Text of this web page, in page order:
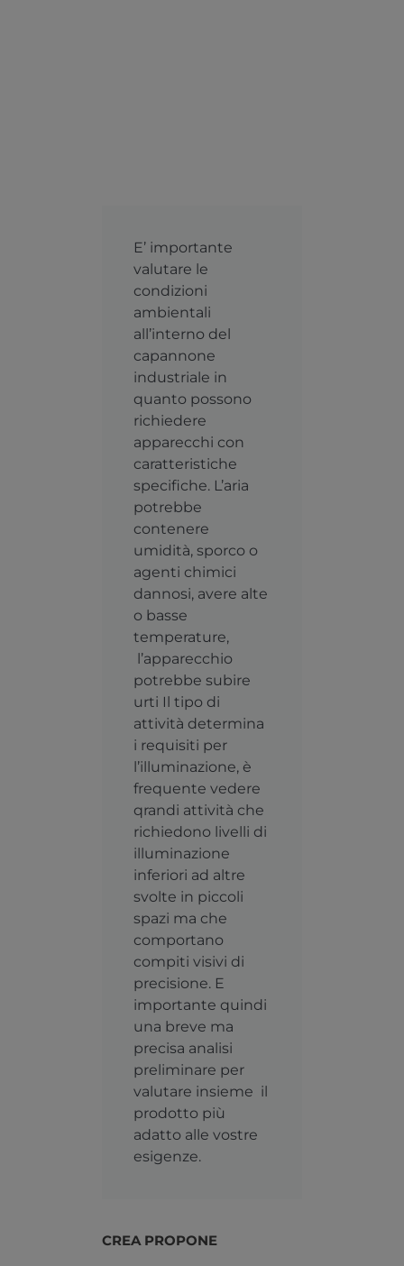
E’ importante
valutare le
condizioni
ambientali
all’interno del
capannone
industriale in
quanto possono
richiedere
apparecchi con
caratteristiche
specifiche. L’aria
potrebbe
contenere
umidità, sporco o
agenti chimici
dannosi, avere alte
o basse
temperature,
l’apparecchio
potrebbe subire
urti Il tipo di
attività determina
i requisiti per
l’illuminazione, è
frequente vedere
qrandi attività che
richiedono livelli di
illuminazione
inferiori ad altre
svolte in piccoli
spazi ma che
comportano
compiti visivi di
precisione. E
importante quindi
una breve ma
precisa analisi
preliminare per
valutare insieme il
prodotto più
adatto alle vostre
esigenze.
CREA PROPONE